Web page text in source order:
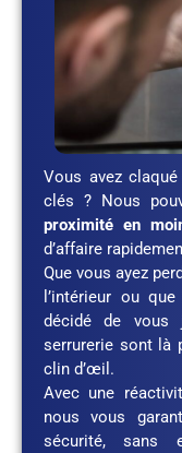
Vous avez
clés ? Nous
proximité en
d’affaire
Que vous ayez
l’intérieur ou
décidé de vous
serrurerie sont là
clin d’œil.
Avec une
nous vous
sécurité, sans